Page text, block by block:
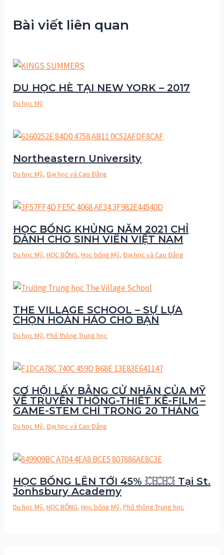
Bài viết liên quan
DU HỌC HÈ TẠI NEW YORK – 2017
Du học Mỹ
Northeastern University
Du học Mỹ,Đại học và Cao Đẳng
HỌC BỔNG KHỦNG NĂM 2021 CHỈ
DÀNH CHO SINH VIÊN VIỆT NAM
Du học Mỹ,HỌC BỔNG,Học bổng Mỹ,Đại học và Cao Đẳng
THE VILLAGE SCHOOL – SỰ LỰA
CHỌN HOÀN HẢO CHO BẠN
Du học Mỹ,Phổ thông Trung học
CƠ HỘI LẤY BẰNG CỬ NHÂN CỦA MỸ
VỀ TRUYỀN THÔNG-THIẾT KẾ-FILM –
GAME-STEM CHỈ TRONG 20 THÁNG
Du học Mỹ,Đại học và Cao Đẳng
HỌC BỔNG LÊN TỚI 45% 💥💥💥 Tại St.
Jonhsbury Academy
Du học Mỹ,HỌC BỔNG,Học bổng Mỹ,Phổ thông Trung học